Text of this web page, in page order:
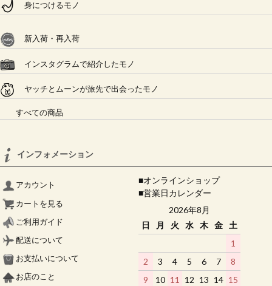
身につけるモノ
新入荷・再入荷
インスタグラムで紹介したモノ
ヤッチとムーンが旅先で出会ったモノ
すべての商品
インフォメーション
アカウント
カートを見る
ご利用ガイド
配送について
お支払いについて
お店のこと
■オンラインショップ
■営業日カレンダー
2026年8月
日
月 火 水 木 金
土
1
2
3 4 5 6 7
8
9
10 11 12 13 14 15